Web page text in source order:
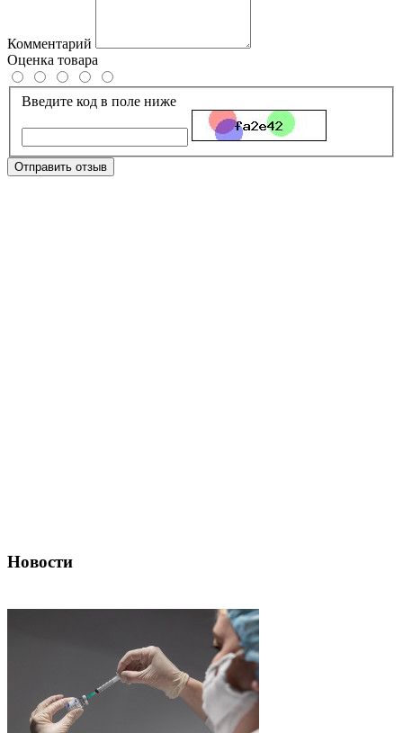
Комментарий
Оценка товара
Введите код в поле ниже
Отправить отзыв
Новости